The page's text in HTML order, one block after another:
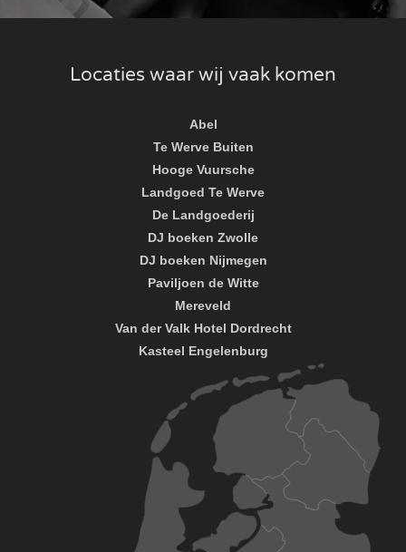
Locaties waar wij vaak komen
Abel
Te Werve Buiten
Hooge Vuursche
Landgoed Te Werve
De Landgoederij
DJ boeken Zwolle
DJ boeken Nijmegen
Paviljoen de Witte
Mereveld
Van der Valk Hotel Dordrecht
Kasteel Engelenburg